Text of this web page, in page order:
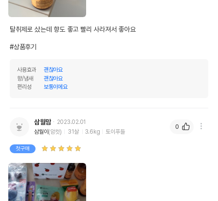
탈취제로 샀는데 향도 좋고 빨리 사라져서 좋아요
#상품후기
사용효과
괜찮아요
향/냄새
괜찮아요
편리성
보통이에요
삼월맘
2023.02.01
삼월이(암컷) 31살 3.6kg 토이푸들
첫구매
0